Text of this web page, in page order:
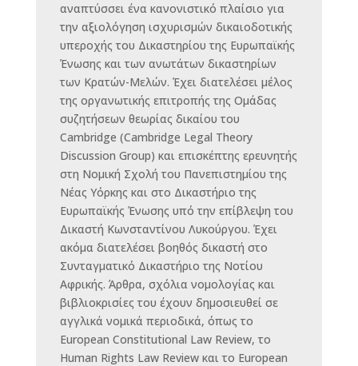
αναπτύσσει ένα κανονιστικό πλαίσιο για
την αξιολόγηση ισχυρισμών δικαιοδοτικής
υπεροχής του Δικαστηρίου της Ευρωπαϊκής
Ένωσης και των ανωτάτων δικαστηρίων
των Κρατών-Μελών. Έχει διατελέσει μέλος
της οργανωτικής επιτροπής της Ομάδας
συζητήσεων θεωρίας δικαίου του
Cambridge (Cambridge Legal Theory
Discussion Group) και επισκέπτης ερευνητής
στη Νομική Σχολή του Πανεπιστημίου της
Νέας Υόρκης και στο Δικαστήριο της
Ευρωπαϊκής Ένωσης υπό την επίβλεψη του
Δικαστή Κωνσταντίνου Λυκούργου. Έχει
ακόμα διατελέσει βοηθός δικαστή στο
Συνταγματικό Δικαστήριο της Νοτίου
Αφρικής. Άρθρα, σχόλια νομολογίας και
βιβλιοκρισίες του έχουν δημοσιευθεί σε
αγγλικά νομικά περιοδικά, όπως τo
European Constitutional Law Review, το
Human Rights Law Review και το European